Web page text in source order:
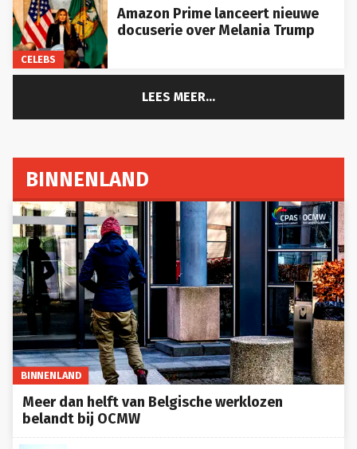
CELEBS
Amazon Prime lanceert nieuwe
docuserie over Melania Trump
LEES MEER...
BINNENLAND
BINNENLAND
Meer dan helft van Belgische werklozen
belandt bij OCMW